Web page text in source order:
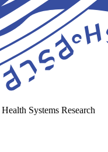
Health Systems Research